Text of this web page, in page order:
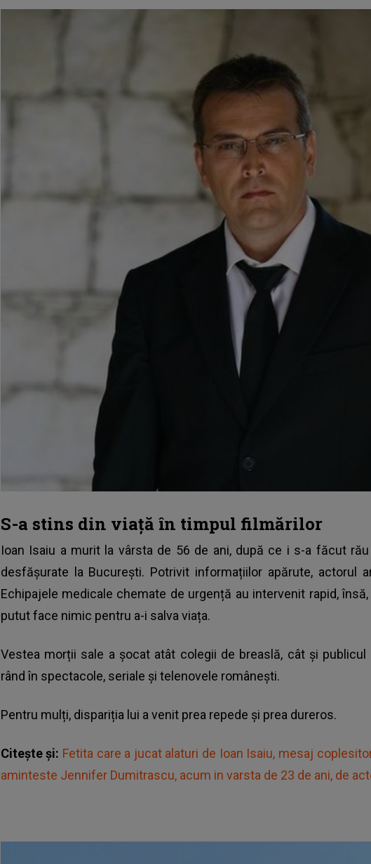
S-a stins din viață în timpul filmărilor
Ioan Isaiu a murit la vârsta de 56 de ani, după ce i s-a făcut
desfășurate la București. Potrivit informațiilor apărute, actorul
Echipajele medicale chemate de urgență au intervenit rapid,
putut face nimic pentru a-i salva viața.
Vestea morții sale a șocat atât colegii de breaslă, cât și
rând în spectacole, seriale și telenovele românești.
Pentru mulți, dispariția lui a venit prea repede și prea dureros.
Citește și: Fetita care a jucat alaturi de Ioan Isaiu, mesaj
aminteste Jennifer Dumitrascu, acum in varsta de 23 de ani, de